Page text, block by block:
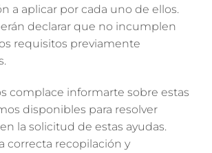
a aplicar por cada uno de ellos.
declarar que no incumplen
requisitos previamente
complace informarte sobre estas
disponibles para resolver
la solicitud de estas ayudas.
correcta recopilación y